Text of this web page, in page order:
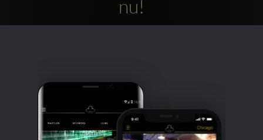
nu!